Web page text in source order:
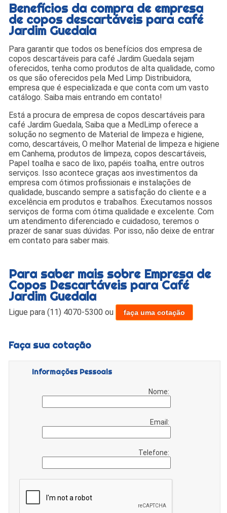
Benefícios da compra de empresa
de copos descartáveis para café
Jardim Guedala
Para garantir que todos os benefícios dos empresa de
copos descartáveis para café Jardim Guedala sejam
oferecidos, tenha como produtos de alta qualidade, como
os que são oferecidos pela Med Limp Distribuidora,
empresa que é especializada e que conta com um vasto
catálogo. Saiba mais entrando em contato!
Está a procura de empresa de copos descartáveis para
café Jardim Guedala, Saiba que a MedLimp oferece a
solução no segmento de Material de limpeza e higiene,
como, descartáveis, O melhor Material de limpeza e higiene
em Canhema, produtos de limpeza, copos descartáveis,
Papel toalha e saco de lixo, papéis toalha, entre outros
serviços. Isso acontece graças aos investimentos da
empresa com ótimos profissionais e instalações de
qualidade, buscando sempre a satisfação do cliente e a
excelência em produtos e trabalhos. Executamos nossos
serviços de forma com ótima qualidade e excelente. Com
um atendimento diferenciado e cuidadoso, teremos o
prazer de sanar suas dúvidas. Por isso, não deixe de entrar
em contato para saber mais.
Para saber mais sobre Empresa de
Copos Descartáveis para Café
Jardim Guedala
Ligue para(11) 4070-5300 ou faça uma cotação
Faça sua cotação
Informações Pessoais
Nome:
Email:
Telefone: